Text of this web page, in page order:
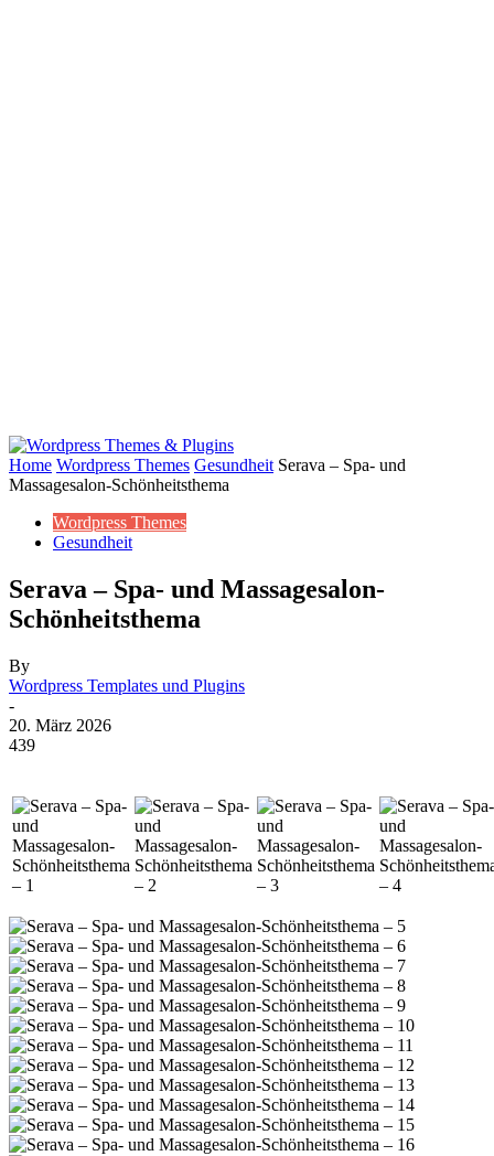
Home Wordpress Themes Gesundheit Serava – Spa- und
Massagesalon-Schönheitsthema
Wordpress Themes
Gesundheit
Serava – Spa- und Massagesalon-
Schönheitsthema
By
Wordpress Templates und Plugins
-
20. März 2026
439